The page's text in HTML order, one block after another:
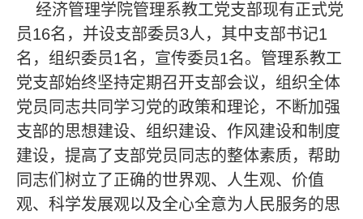
经济管理学院管理系教工党支部现有正式党
员16名，并设支部委员3人，其中支部书记1
名，组织委员1名，宣传委员1名。管理系教工
党支部始终坚持定期召开支部会议，组织全体
党员同志共同学习党的政策和理论，不断加强
支部的思想建设、组织建设、作风建设和制度
建设，提高了支部党员同志的整体素质，帮助
同志们树立了正确的世界观、人生观、价值
观、科学发展观以及全心全意为人民服务的思